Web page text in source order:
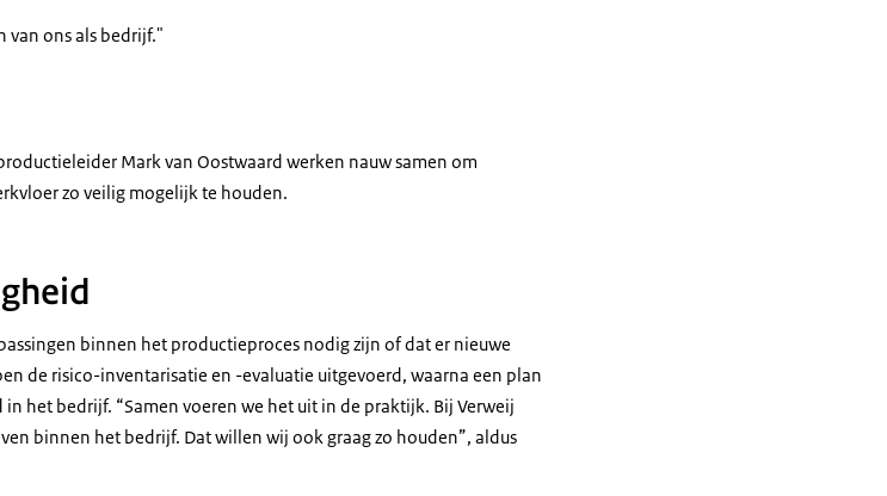
van ons als bedrijf."
Mark van Oostwaard werken nauw samen om
zo veilig mogelijk te houden.
binnen het productieproces nodig zijn of dat er nieuwe
de risico-inventarisatie en -evaluatie uitgevoerd, waarna een plan
het bedrijf. “Samen voeren we het uit in de praktijk. Bij Verweij
binnen het bedrijf. Dat willen wij ook graag zo houden”, aldus